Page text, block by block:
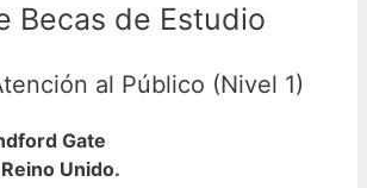
Becas de Estudio
al Público (Nivel 1)
Gate
Unido.